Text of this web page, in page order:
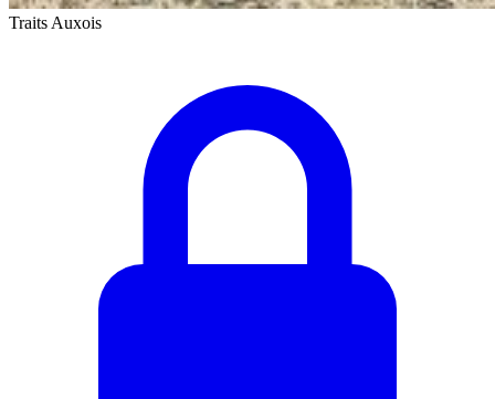
Traits Auxois